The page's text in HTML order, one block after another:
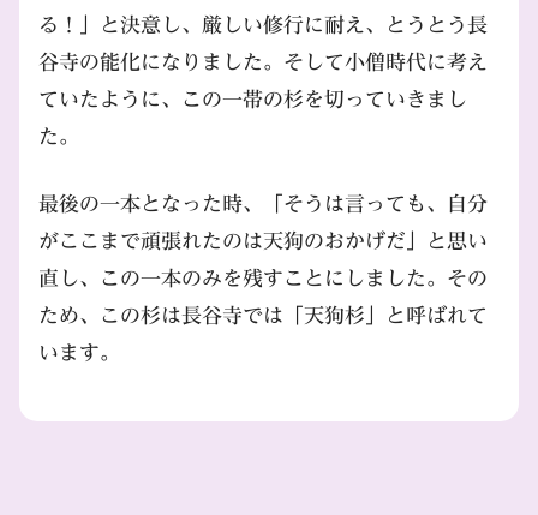
る！」と決意し、厳しい修行に耐え、とうとう長
谷寺の能化になりました。そして小僧時代に考え
ていたように、この一帯の杉を切っていきまし
た。
最後の一本となった時、「そうは言っても、自分
がここまで頑張れたのは天狗のおかげだ」と思い
直し、この一本のみを残すことにしました。その
ため、この杉は長谷寺では「天狗杉」と呼ばれて
います。